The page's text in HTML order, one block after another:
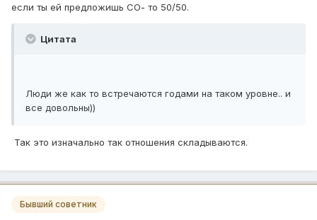
если ты ей предложишь СО- то 50/50.
Цитата
Люди же как то встречаются годами на таком уровне.. и
все довольны))
Так это изначально так отношения складываются.
Бывший советник